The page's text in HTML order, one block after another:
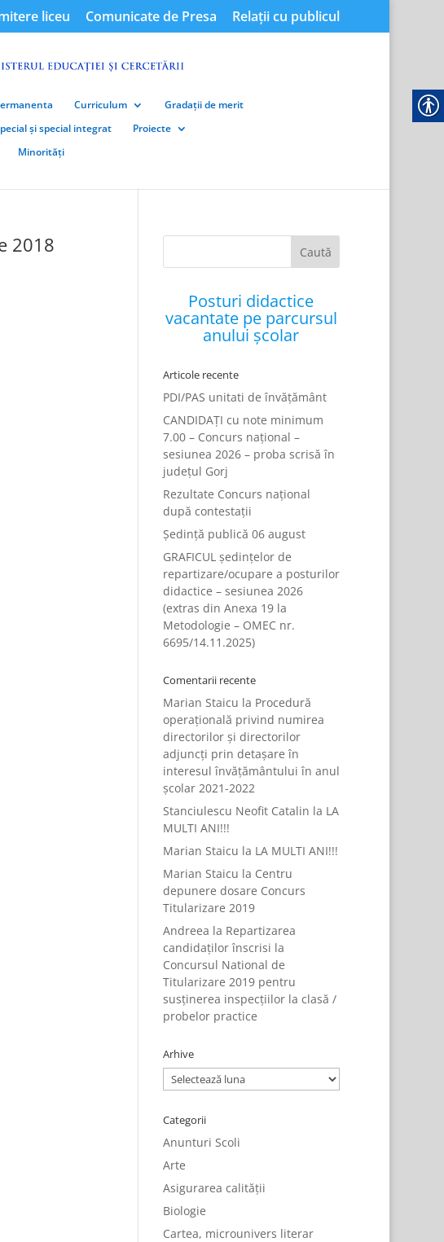
liceu Comunicate de Presa Relații cu publicul
Curriculum
Gradații de merit
și special integrat
Proiecte
Minorități
2018
Posturi didactice
vacantate pe parcursul
anului școlar
Articole recente
PDI/PAS unitati de învățământ
CANDIDAȚI cu note minimum
7.00 – Concurs național –
sesiunea 2026 – proba scrisă în
județul Gorj
Rezultate Concurs național
după contestații
Ședință publică 06 august
GRAFICUL ședințelor de
repartizare/ocupare a posturilor
didactice – sesiunea 2026
(extras din Anexa 19 la
Metodologie – OMEC nr.
6695/14.11.2025)
Comentarii recente
Marian Staicu la Procedură
operațională privind numirea
directorilor și directorilor
adjuncți prin detașare în
interesul învățământului în anul
școlar 2021-2022
Stanciulescu Neofit Catalin la LA
MULTI ANI!!!
Marian Staicu la LA MULTI ANI!!!
Marian Staicu la Centru
depunere dosare Concurs
Titularizare 2019
Andreea la Repartizarea
candidaților înscrisi la
Concursul National de
Titularizare 2019 pentru
susținerea inspecțiilor la clasă /
probelor practice
Arhive
Arhive
Categorii
Anunturi Scoli
Arte
Asigurarea calității
Biologie
Cartea, microunivers literar